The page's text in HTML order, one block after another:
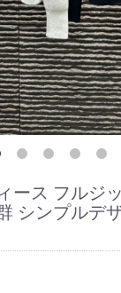
ース フルジ
シンプルデ